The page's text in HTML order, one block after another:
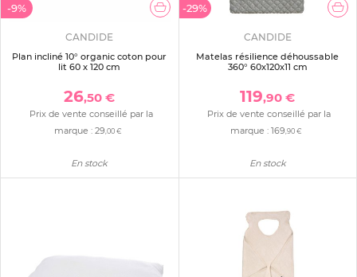
-9%
CANDIDE
Plan incliné 10° organic coton pour
lit 60 x 120 cm
26,50 €
Prix de vente conseillé par la
marque : 29,00 €
En stock
-29%
CANDIDE
Matelas résilience déhoussable
360° 60x120x11 cm
119,90 €
Prix de vente conseillé par la
marque : 169,90 €
En stock